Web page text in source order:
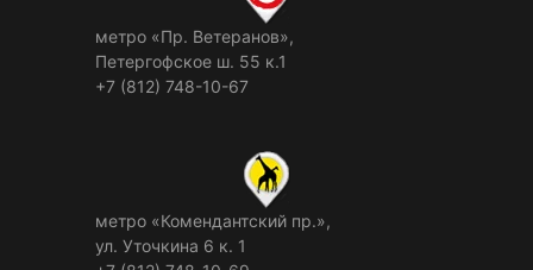
метро «Пр. Ветеранов»,
Петергофское ш. 55 к.1
+7 (812) 748-10-67
метро «Комендантский пр.»,
ул. Уточкина 6 к. 1